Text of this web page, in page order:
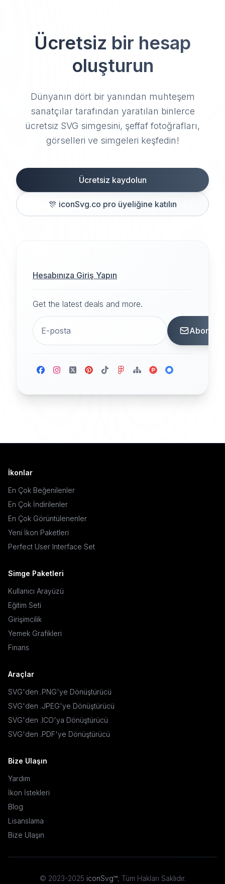
Ücretsiz bir hesap
oluşturun
Dünyanın dört bir yanından muhteşem
sanatçılar tarafından yaratılan binlerce
ücretsiz SVG simgesini, şeffaf fotoğrafları,
görselleri ve simgeleri keşfedin!
Ücretsiz kaydolun
🎊 iconSvg.co pro üyeliğine katılın
Hesabınıza Giriş Yapın
Get the latest deals and more.
Abone
İkonlar
En Çok Beğenilenler
En Çok İndirilenler
En Çok Görüntülenenler
Yeni İkon Paketleri
Perfect User Interface Set
Simge Paketleri
Kullanıcı Arayüzü
Eğitim Seti
Girişimcilik
Yemek Grafikleri
Finans
Araçlar
SVG'den .PNG'ye Dönüştürücü
SVG'den .JPEG'ye Dönüştürücü
SVG'den .ICO'ya Dönüştürücü
SVG'den .PDF'ye Dönüştürücü
Bize Ulaşın
Yardım
İkon İstekleri
Blog
Lisanslama
Bize Ulaşın
© 2023-2025 iconSvg™, Tüm Hakları Saklıdır.